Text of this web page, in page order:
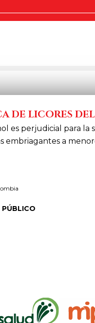
DE LICORES
es perjudicial para la
embriagantes a
PÚBLICO